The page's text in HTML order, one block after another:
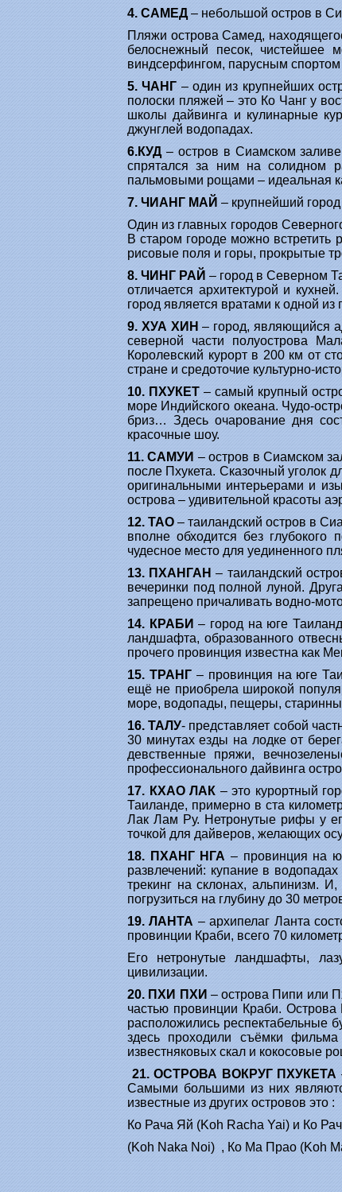
4. САМЕД– небольшой остров в
Пляжи острова Самед,
белоснежный песок, чистейшее
виндсерфингом, парусным спортом
5. ЧАНГ – один из крупнейших
полоски пляжей – это Ко Чанг у
школы дайвинга и кулинарные
джунглей водопадах.
6.КУД– остров в Сиамском
спрятался за ним на солидном
пальмовыми рощами – идеальная
7. ЧИАНГ МАЙ – крупнейший
Один из главных городов
В старом городе можно встретить
рисовые поля и горы, прокрытые
8. ЧИНГ РАЙ – город в Северном
отличается архитектурой и
город является вратами к одной
9. ХУА ХИН – город, являющийся
северной части полуострова
Королевский курорт в 200 км от
стране и средоточие культурно-
10. ПХУКЕТ – самый крупный
море Индийского океана. Чудо-
бриз… Здесь очарование дня
красочные шоу.
11. САМУИ – остров в Сиамском
после Пхукета. Сказочный уголок
оригинальными интерьерами и
острова – удивительной красоты
12. ТАО – таиландский остров в
вполне обходится без глубокого
чудесное место для уединенного
13. ПХАНГАН – таиландский
вечеринки под полной луной.
запрещено причаливать водно-
14. КРАБИ – город на юге
ландшафта, образованного
прочего провинция известна как
15. ТРАНГ – провинция на юге
ещё не приобрела широкой
море, водопады, пещеры,
16. ТАЛУ- представляет собой
30 минутах езды на лодке от
девственные пряжи,
профессионального дайвинга
17. КХАО ЛАК – это курортный
Таиланде, примерно в ста
Лак Лам Ру. Нетронутые рифы у
точкой для дайверов, желающих
18. ПХАНГ НГА – провинция на
развлечений: купание в
трекинг на склонах, альпинизм.
погрузиться на глубину до 30
19. ЛАНТА – архипелаг Ланта
провинции Краби, всего 70
Его нетронутые ландшафты,
цивилизации.
20. ПХИ ПХИ – острова Пипи или
частью провинции Краби.
расположились респектабельные
здесь проходили съёмки
известняковых скал и кокосовые
21. ОСТРОВА ВОКРУГ ПХУКЕТА
Самыми большими из них
известные из других островов это :
Ко Рача Яй (Koh Racha Yai) и Ко
(Koh Naka Noi) , Ко Ма Прао (Koh